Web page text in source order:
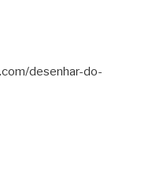
desenhar-do-